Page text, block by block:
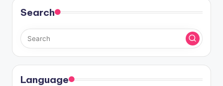
分
页
Search
Language